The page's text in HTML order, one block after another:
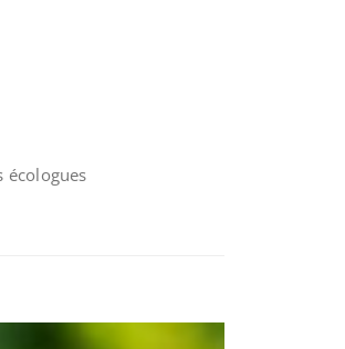
écologues